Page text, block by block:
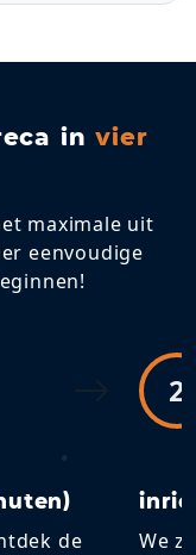
invier
maximale uit
eenvoudige
de
2
We